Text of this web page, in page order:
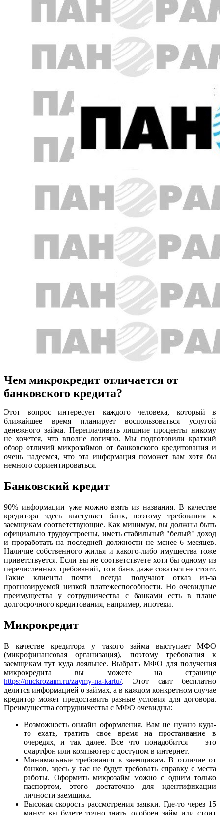
Чем микрокредит отличается от
банковского кредита?
Этот вопрос интересует каждого человека, который в
ближайшее время планирует воспользоваться услугой
денежного займа. Переплачивать лишние проценты никому
не хочется, что вполне логично. Мы подготовили краткий
обзор отличий микрозаймов от банковского кредитования и
очень надеемся, что эта информация поможет вам хотя бы
немного сориентироваться.
Банковский кредит
90% информации уже можно взять из названия. В качестве
кредитора здесь выступает банк, поэтому требования к
заемщикам соответствующие. Как минимум, вы должны быть
официально трудоустроены, иметь стабильный "белый" доход
и проработать на последней должности не менее 6 месяцев.
Наличие собственного жилья и какого-либо имущества тоже
приветствуется. Если вы не соответствуете хотя бы одному из
перечисленных требований, то в банк даже соваться не стоит.
Такие клиенты почти всегда получают отказ из-за
прогнозируемой низкой платежеспособности. Но очевидные
преимущества у сотрудничества с банками есть в плане
долгосрочного кредитования, например, ипотеки.
Микрокредит
В качестве кредитора у такого займа выступает МФО
(микрофинансовая организация), поэтому требования к
заемщикам тут куда лояльнее. Выбрать МФО для получения
микрокредита вы можете на странице
https://mickrozaim.ru/zaymy-na-kartu/. Этот сайт бесплатно
делится информацией о займах, а в каждом конкретном случае
кредитор может предоставить разные условия для договора.
Преимущества сотрудничества с МФО очевидны:
Возможность онлайн оформления. Вам не нужно куда-
то ехать, тратить свое время на простаивание в
очередях, и так далее. Все что понадобится — это
смартфон или компьютер с доступом в интернет.
Минимальные требования к заемщикам. В отличие от
банков, здесь у вас не будут требовать справку с места
работы. Оформить микрозайм можно с одним только
паспортом, этого достаточно для идентификации
личности заемщика.
Высокая скорость рассмотрения заявки. Где-то через 15
минут вы будете точно знать, одобрен займ или стоит